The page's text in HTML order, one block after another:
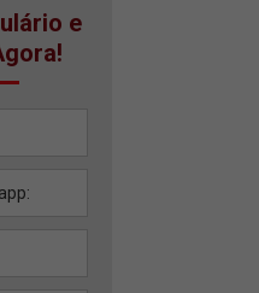
e